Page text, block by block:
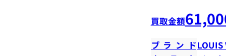
買取金額
ブランドLOUIS